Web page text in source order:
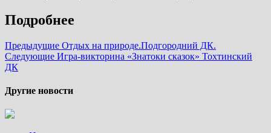
Подробнее
Предыдущие Отдых на природе.Подгородний ДК.
Следующие Игра-викторина «Знатоки сказок» Тохтинский
ДК
Другие новости